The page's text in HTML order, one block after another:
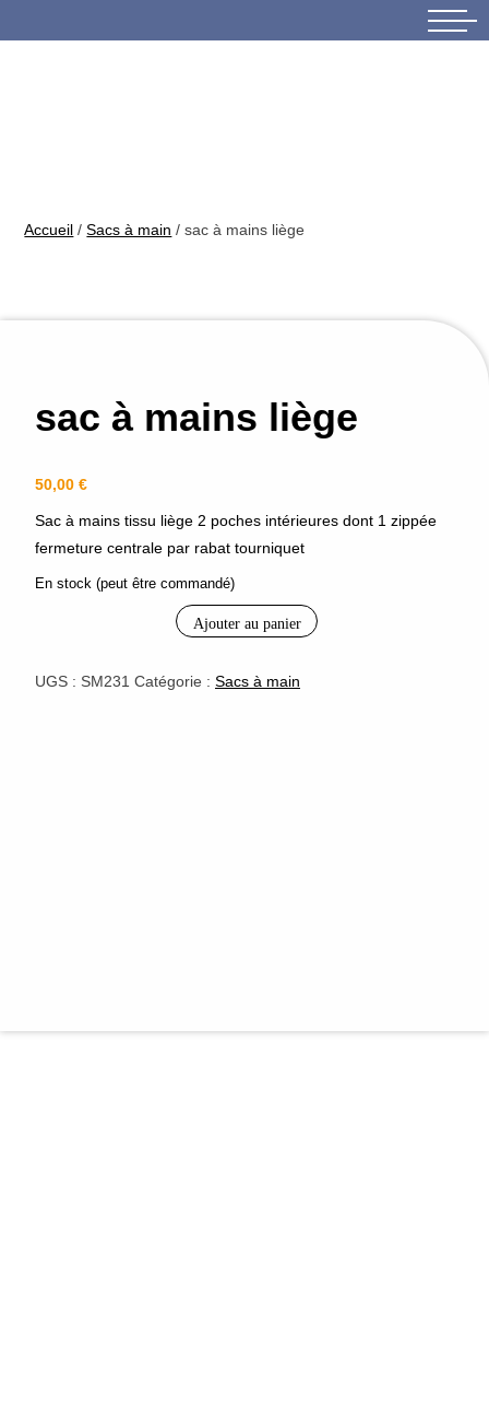
Accueil /Sacs à main / sac à mains liège
sac à mains liège
50,00 €
Sac à mains tissu liège 2 poches intérieures dont 1 zippée
fermeture centrale par rabat tourniquet
En stock (peut être commandé)
quantité
sac
Ajouter au panier
UGS : SM231 Catégorie : Sacs à main